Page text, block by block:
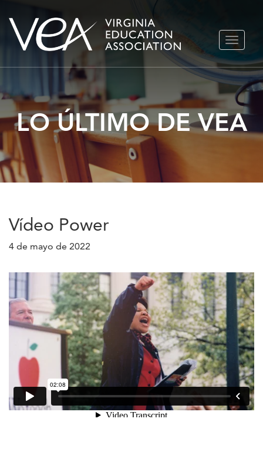
Ir
LO ÚLTIMO DE VEA
Vídeo Power
4 de mayo de 2022